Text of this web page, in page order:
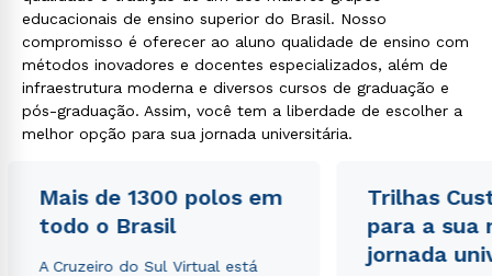
educacionais de ensino superior do Brasil. Nosso
compromisso é oferecer ao aluno qualidade de ensino com
métodos inovadores e docentes especializados, além de
infraestrutura moderna e diversos cursos de graduação e
pós-graduação. Assim, você tem a liberdade de escolher a
melhor opção para sua jornada universitária.
Mais de 1300 polos em
todo o Brasil
A Cruzeiro do Sul Virtual está
Trilhas
para a sua
jornada